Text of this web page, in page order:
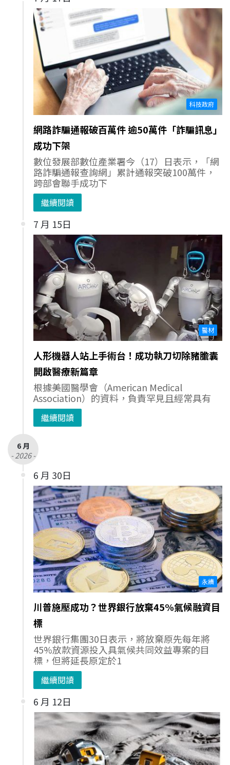
科技政府
網路詐騙通報破百萬件 逾50萬件「詐騙訊息」
成功下架
數位發展部數位產業署今（17）日表示，「網
路詐騙通報查詢網」累計通報突破100萬件，
跨部會聯手成功下
繼續閱讀
7 月 15日
醫材
人形機器人站上手術台！成功執刀切除豬膽囊
開啟醫療新篇章
根據美國醫學會（American Medical
Association）的資料，負責罕見且經常具有
繼續閱讀
6 月
- 2026 -
6 月 30日
永續
川普施壓成功？世界銀行放棄45%氣候融資目
標
世界銀行集團30日表示，將放棄原先每年將
45%放款資源投入具氣候共同效益專案的目
標，但將延長原定於1
繼續閱讀
6 月 12日